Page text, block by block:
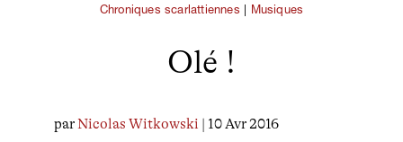
Chroniques scarlattiennes Musiques
Olé !
parNicolas Witkowski | 10 Avr 2016